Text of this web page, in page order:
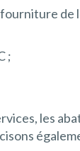
;
les